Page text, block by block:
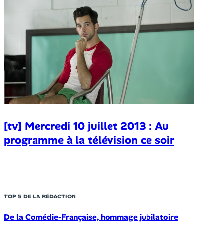
[tv] Mercredi 10 juillet 2013 : Au
programme à la télévision ce soir
TOP 5 DE LA RÉDACTION
De la Comédie-Française, hommage jubilatoire